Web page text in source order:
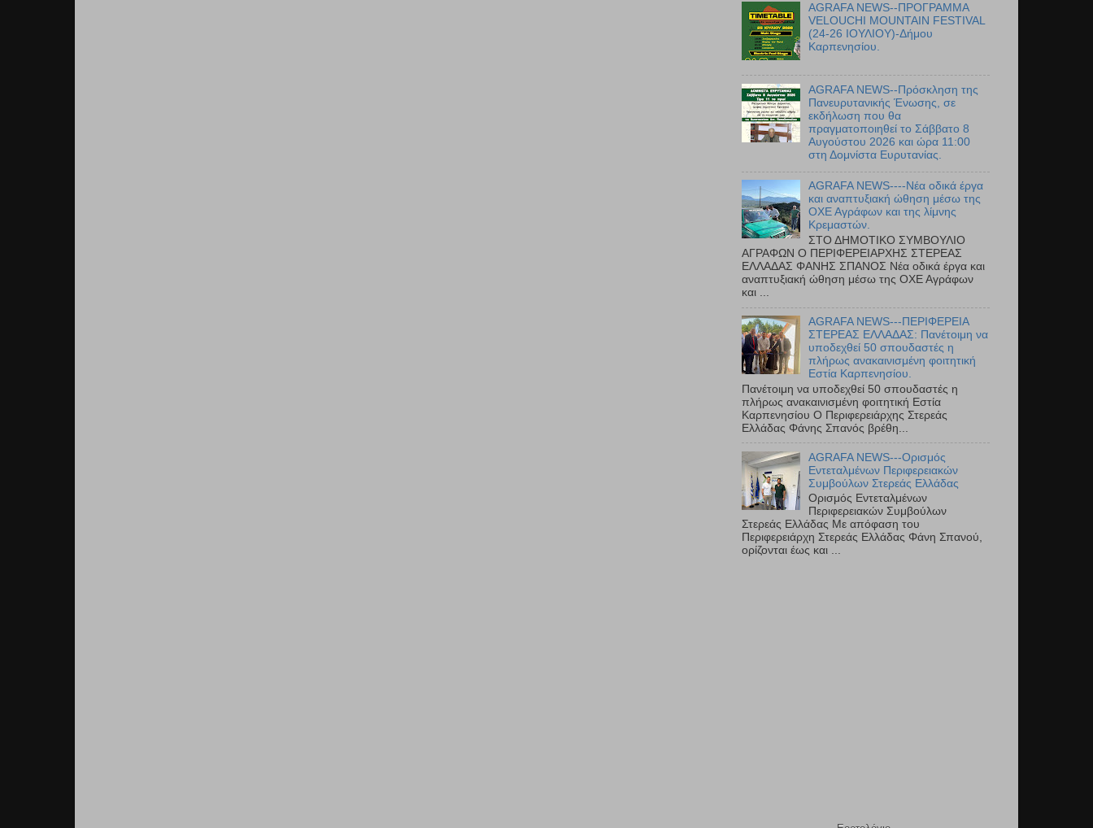
AGRAFA NEWS--ΠΡΟΓΡΑΜΜΑ
VELOUCHI MOUNTAIN FESTIVAL
(24-26 ΙΟΥΛΙΟΥ)-Δήμου
Καρπενησίου.
AGRAFA NEWS--Πρόσκληση της
Πανευρυτανικής Ένωσης, σε
εκδήλωση που θα
πραγματοποιηθεί το Σάββατο 8
Αυγούστου 2026 και ώρα 11:00
στη Δομνίστα Ευρυτανίας.
AGRAFA NEWS----Νέα οδικά έργα
και αναπτυξιακή ώθηση μέσω της
ΟΧΕ Αγράφων και της λίμνης
Κρεμαστών.
ΣΤΟ ΔΗΜΟΤΙΚΟ ΣΥΜΒΟΥΛΙΟ
ΑΓΡΑΦΩΝ Ο ΠΕΡΙΦΕΡΕΙΑΡΧΗΣ ΣΤΕΡΕΑΣ
ΕΛΛΑΔΑΣ ΦΑΝΗΣ ΣΠΑΝΟΣ Νέα οδικά έργα και
αναπτυξιακή ώθηση μέσω της ΟΧΕ Αγράφων
και ...
AGRAFA NEWS---ΠΕΡΙΦΕΡΕΙΑ
ΣΤΕΡΕΑΣ ΕΛΛΑΔΑΣ: Πανέτοιμη να
υποδεχθεί 50 σπουδαστές η
πλήρως ανακαινισμένη φοιτητική
Εστία Καρπενησίου.
Πανέτοιμη να υποδεχθεί 50 σπουδαστές η
πλήρως ανακαινισμένη φοιτητική Εστία
Καρπενησίου Ο Περιφερειάρχης Στερεάς
Ελλάδας Φάνης Σπανός βρέθη...
AGRAFA NEWS---Ορισμός
Εντεταλμένων Περιφερειακών
Συμβούλων Στερεάς Ελλάδας
Ορισμός Εντεταλμένων
Περιφερειακών Συμβούλων
Στερεάς Ελλάδας Με απόφαση του
Περιφερειάρχη Στερεάς Ελλάδας Φάνη Σπανού,
ορίζονται έως και ...